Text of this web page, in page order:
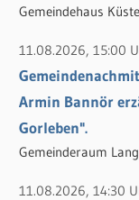
:Gemeindehaus
11.08.2026, 15:00
Armin Bannör
Gorleben".
Gemeinderaum
11.08.2026, 14:30